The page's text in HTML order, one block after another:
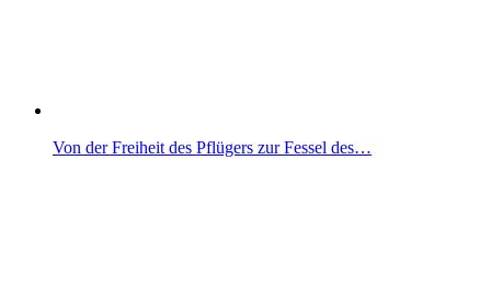
Von der Freiheit des Pflügers zur Fessel des…